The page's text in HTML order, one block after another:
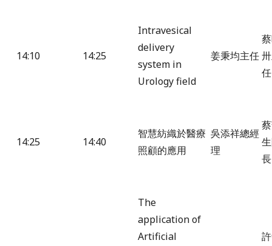
14:10 14:25
Intravesical
delivery
system in
Urology field
姜秉均主任
任
14:25 14:40
智慧紡織於醫療
照顧的應用
吳添祥總經
理
長
The
application of
Artificial